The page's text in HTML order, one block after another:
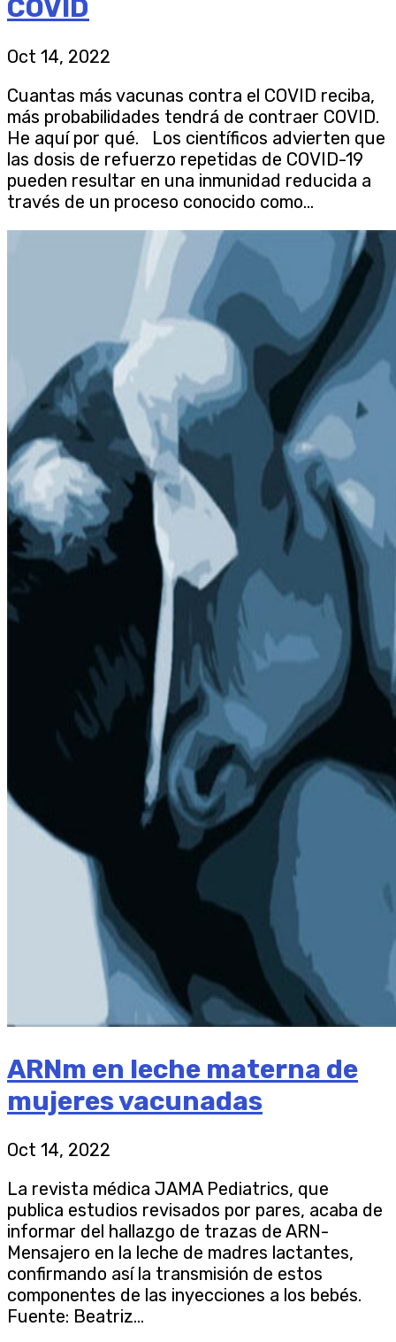
COVID
Oct 14, 2022
Cuantas más vacunas contra el COVID reciba,
más probabilidades tendrá de contraer COVID.
He aquí por qué. Los científicos advierten que
las dosis de refuerzo repetidas de COVID-19
pueden resultar en una inmunidad reducida a
través de un proceso conocido como...
ARNm en leche materna de
mujeres vacunadas
Oct 14, 2022
La revista médica JAMA Pediatrics, que
publica estudios revisados por pares, acaba de
informar del hallazgo de trazas de ARN-
Mensajero en la leche de madres lactantes,
confirmando así la transmisión de estos
componentes de las inyecciones a los bebés.
Fuente: Beatriz...